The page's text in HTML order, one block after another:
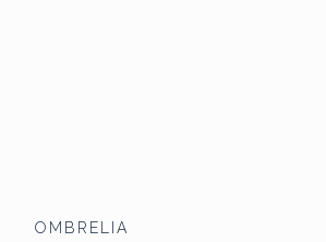
OMBRELIA